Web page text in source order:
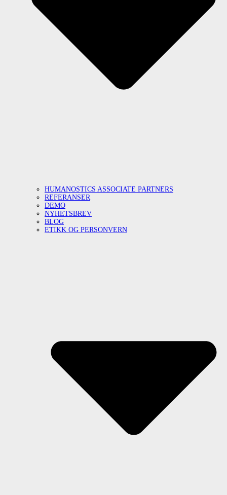
HUMANOSTICS ASSOCIATE PARTNERS
REFERANSER
DEMO
NYHETSBREV
BLOG
ETIKK OG PERSONVERN